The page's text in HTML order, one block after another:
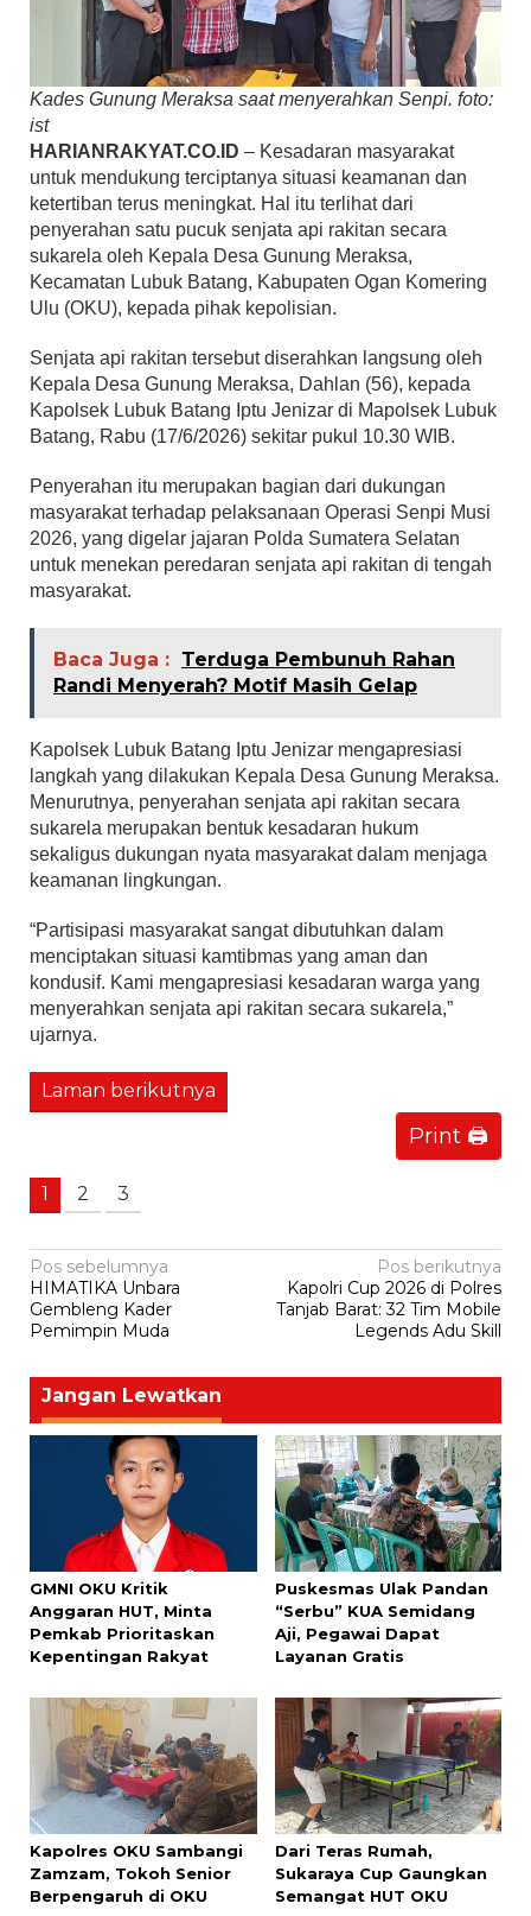
Kades Gunung Meraksa saat menyerahkan Senpi. foto:
ist
HARIANRAKYAT.CO.ID – Kesadaran masyarakat
untuk mendukung terciptanya situasi keamanan dan
ketertiban terus meningkat. Hal itu terlihat dari
penyerahan satu pucuk senjata api rakitan secara
sukarela oleh Kepala Desa Gunung Meraksa,
Kecamatan Lubuk Batang, Kabupaten Ogan Komering
Ulu (OKU), kepada pihak kepolisian.
Senjata api rakitan tersebut diserahkan langsung oleh
Kepala Desa Gunung Meraksa, Dahlan (56), kepada
Kapolsek Lubuk Batang Iptu Jenizar di Mapolsek Lubuk
Batang, Rabu (17/6/2026) sekitar pukul 10.30 WIB.
Penyerahan itu merupakan bagian dari dukungan
masyarakat terhadap pelaksanaan Operasi Senpi Musi
2026, yang digelar jajaran Polda Sumatera Selatan
untuk menekan peredaran senjata api rakitan di tengah
masyarakat.
Baca Juga : Terduga Pembunuh Rahan
Randi Menyerah? Motif Masih Gelap
Kapolsek Lubuk Batang Iptu Jenizar mengapresiasi
langkah yang dilakukan Kepala Desa Gunung Meraksa.
Menurutnya, penyerahan senjata api rakitan secara
sukarela merupakan bentuk kesadaran hukum
sekaligus dukungan nyata masyarakat dalam menjaga
keamanan lingkungan.
“Partisipasi masyarakat sangat dibutuhkan dalam
menciptakan situasi kamtibmas yang aman dan
kondusif. Kami mengapresiasi kesadaran warga yang
menyerahkan senjata api rakitan secara sukarela,”
ujarnya.
Laman berikutnya
Print 🖨
1 2 3
Navigasi
pos
Pos sebelumnya
HIMATIKA Unbara
Gembleng Kader
Pemimpin Muda
Pos berikutnya
Kapolri Cup 2026 di Polres
Tanjab Barat: 32 Tim Mobile
Legends Adu Skill
Jangan Lewatkan
GMNI OKU Kritik
Anggaran HUT, Minta
Pemkab Prioritaskan
Kepentingan Rakyat
Puskesmas Ulak Pandan
“Serbu” KUA Semidang
Aji, Pegawai Dapat
Layanan Gratis
Kapolres OKU Sambangi
Zamzam, Tokoh Senior
Berpengaruh di OKU
Dari Teras Rumah,
Sukaraya Cup Gaungkan
Semangat HUT OKU